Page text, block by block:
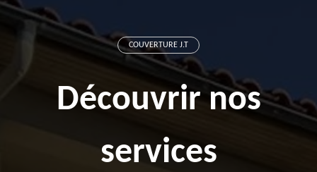
COUVERTURE J.T
Découvrir nos
services